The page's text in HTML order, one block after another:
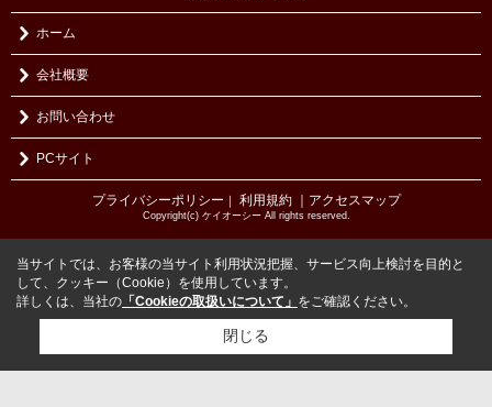
ホーム
会社概要
お問い合わせ
PCサイト
プライバシーポリシー ｜ 利用規約 ｜アクセスマップ
Copyright(c) ケイオーシー All rights reserved.
当サイトでは、お客様の当サイト利用状況把握、サービス向上検討を目的と
して、クッキー（Cookie）を使用しています。
詳しくは、当社の 「Cookieの取扱いについて」 をご確認ください。
閉じる